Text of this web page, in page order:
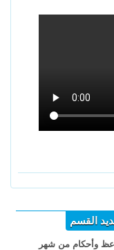
القسم
وأحكام من شهر